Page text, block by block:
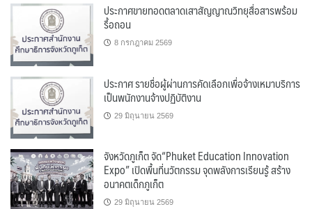
ประกาศขายทอดตลาดเสาสัญญาณวิทยุสื่อสารพร้อม
รื้อถอน
8 กรกฎาคม 2569
ประกาศ รายชื่อผู้ผ่านการคัดเลือกเพื่อจ้างเหมาบริการ
เป็นพนักงานจ้างปฏิบัติงาน
29 มิถุนายน 2569
จังหวัดภูเก็ต จัด“Phuket Education Innovation
Expo” เปิดพื้นที่นวัตกรรม จุดพลังการเรียนรู้ สร้าง
อนาคตเด็กภูเก็ต
29 มิถุนายน 2569